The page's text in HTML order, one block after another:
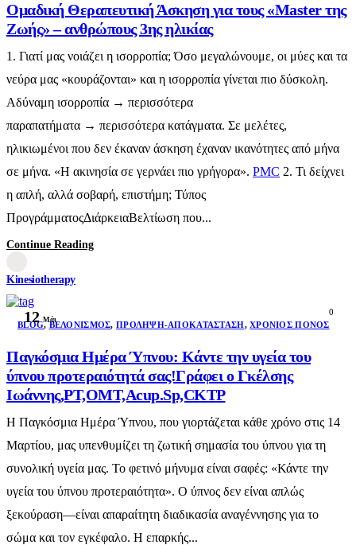
Ομαδική Θεραπευτική Άσκηση για τους «Master της
Ζωής» – ανθρώπους 3ης ηλικίας
1. Γιατί μας νοιάζει η ισορροπία; Όσο μεγαλώνουμε, οι μύες και τα
νεύρα μας «κουράζονται» και η ισορροπία γίνεται πιο δύσκολη.
Αδύναμη ισορροπία → περισσότερα
παραπατήματα → περισσότερα κατάγματα. Σε μελέτες,
ηλικιωμένοι που δεν έκαναν άσκηση έχαναν ικανότητες από μήνα
σε μήνα. «Η ακινησία σε γερνάει πιο γρήγορα». PMC 2. Τι δείχνει
η απλή, αλλά σοβαρή, επιστήμη; Τύπος
ΠρογράμματοςΔιάρκειαΒελτίωση που...
Continue Reading
Kinesiotherapy
12 Μάι
0
BLOG,ΒΕΛΟΝΙΣΜΌΣ, ΠΡΌΛΗΨΗ-ΑΠΟΚΑΤΆΣΤΑΣΗ,ΧΡΌΝΙΟΣ ΠΌΝΟΣ
Παγκόσμια Ημέρα Ύπνου: Κάντε την υγεία του
ύπνου προτεραιότητά σας!Γράφει ο Γκέλσης
Ιωάννης,PT,OMT,Acup.Sp,CKTP
Η Παγκόσμια Ημέρα Ύπνου, που γιορτάζεται κάθε χρόνο στις 14
Μαρτίου, μας υπενθυμίζει τη ζωτική σημασία του ύπνου για τη
συνολική υγεία μας. Το φετινό μήνυμα είναι σαφές: «Κάντε την
υγεία του ύπνου προτεραιότητα». Ο ύπνος δεν είναι απλώς
ξεκούραση—είναι απαραίτητη διαδικασία αναγέννησης για το
σώμα και τον εγκέφαλο. Η επαρκής...